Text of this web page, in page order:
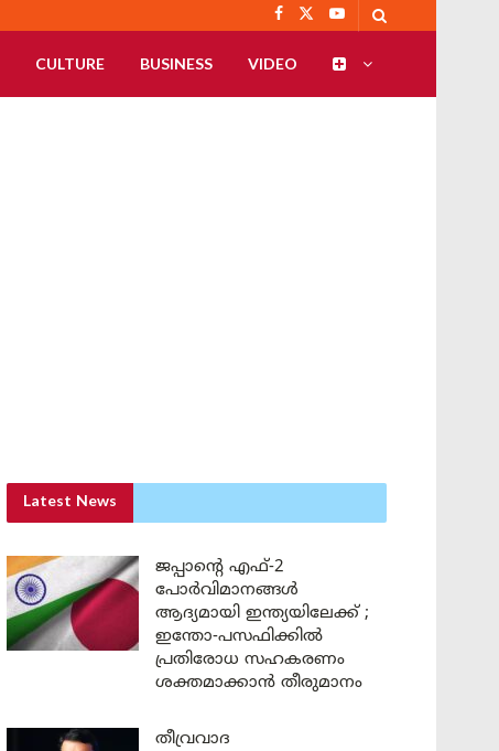
CULTURE BUSINESS VIDEO
Latest News
ജപ്പാന്റെ എഫ്-2
പോർവിമാനങ്ങൾ
ആദ്യമായി ഇന്ത്യയിലേക്ക് ;
ഇന്തോ-പസഫിക്കിൽ
പ്രതിരോധ സഹകരണം
ശക്തമാക്കാൻ തീരുമാനം
തീവ്രവാദ